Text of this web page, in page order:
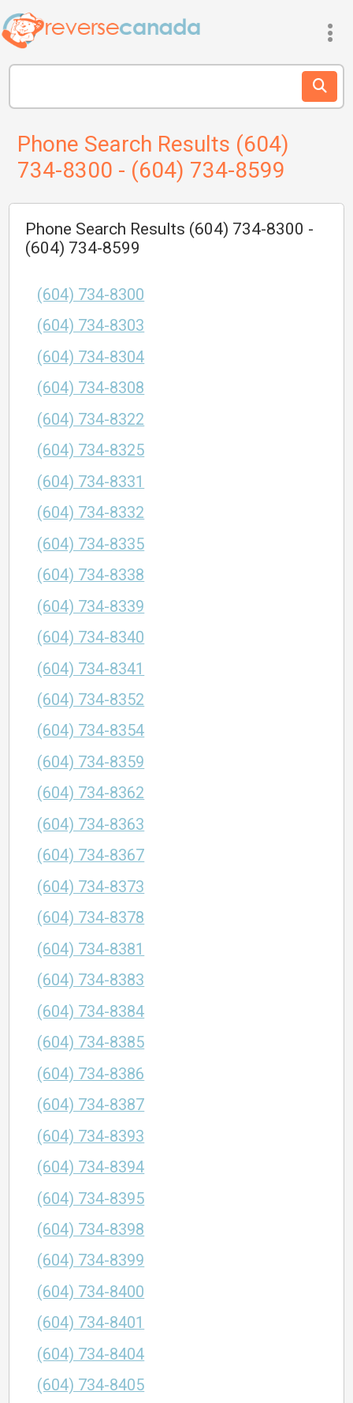
Phone Search Results (604)
734-8300 - (604) 734-8599
Phone Search Results (604) 734-8300 -
(604) 734-8599
(604) 734-8300
(604) 734-8303
(604) 734-8304
(604) 734-8308
(604) 734-8322
(604) 734-8325
(604) 734-8331
(604) 734-8332
(604) 734-8335
(604) 734-8338
(604) 734-8339
(604) 734-8340
(604) 734-8341
(604) 734-8352
(604) 734-8354
(604) 734-8359
(604) 734-8362
(604) 734-8363
(604) 734-8367
(604) 734-8373
(604) 734-8378
(604) 734-8381
(604) 734-8383
(604) 734-8384
(604) 734-8385
(604) 734-8386
(604) 734-8387
(604) 734-8393
(604) 734-8394
(604) 734-8395
(604) 734-8398
(604) 734-8399
(604) 734-8400
(604) 734-8401
(604) 734-8404
(604) 734-8405